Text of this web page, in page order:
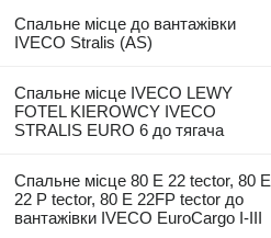
Спальне місце до вантажівки
IVECO Stralis (AS)
Спальне місце IVECO LEWY
FOTEL KIEROWCY IVECO
STRALIS EURO 6 до тягача
Спальне місце 80 E 22 tector, 80 E
22 P tector, 80 E 22FP tector до
вантажівки IVECO EuroCargo I-III